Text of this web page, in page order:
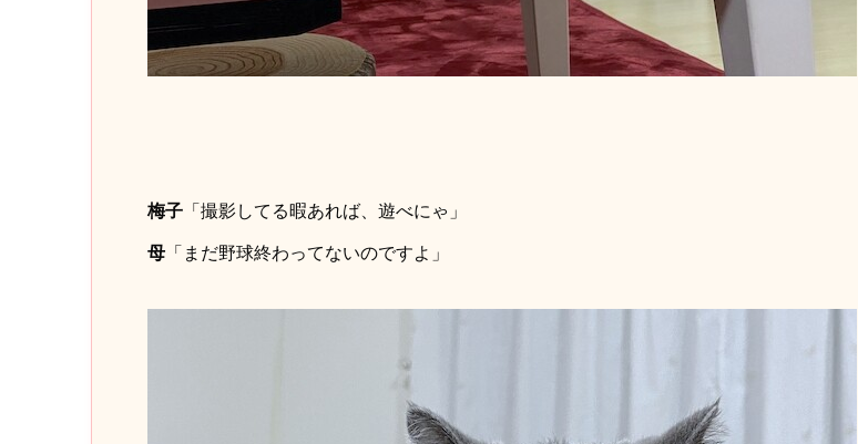
梅子「撮影してる暇あれば、遊べにゃ」
母「まだ野球終わってないのですよ」